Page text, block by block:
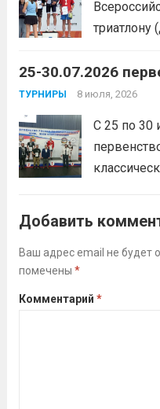
триатлону
Макарова,
место.
25-30.07.2026
ТУРНИРЫ 8 июля, 2026
С 25 по 30
(тренер
Добавить
Ваш адрес email не будет
помечены *
Комментарий *